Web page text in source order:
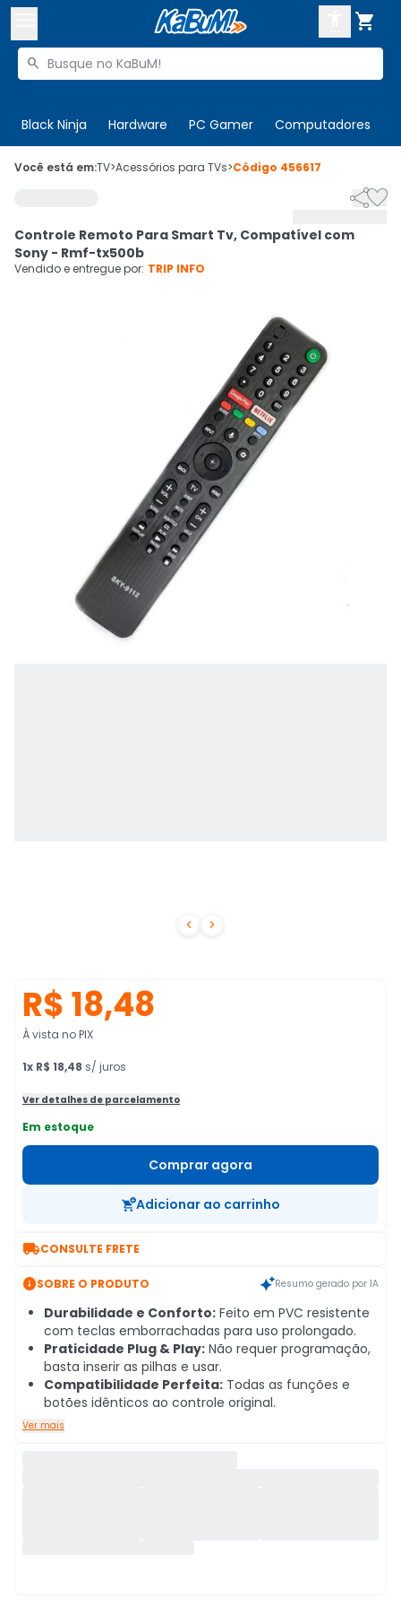

Buscar produtos

Black Ninja Hardware PC Gamer Computadores
 Olá. Acesse sua conta
Cupons
CADASTRE-SE
Você está em:TV>Acessórios para TVs>Código 456617
 

Controle Remoto Para Smart Tv, Compatível com
Sony - Rmf-tx500b
Vendido e entregue por: TRIP INFO
R$ 18,48
À vista no PIX
1x R$ 18,48 s/ juros
Ver detalhes de parcelamento
Em estoque
Comprar agora
Adicionar ao carrinho
CONSULTE FRETE
SOBRE O PRODUTO Resumo gerado por IA
Durabilidade e Conforto: Feito em PVC resistente
com teclas emborrachadas para uso prolongado.
Praticidade Plug & Play: Não requer programação,
basta inserir as pilhas e usar.
Compatibilidade Perfeita: Todas as funções e
botões idênticos ao controle original.
Ver mais